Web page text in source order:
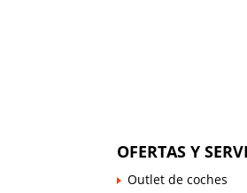
OFERTAS Y
Outlet de coches